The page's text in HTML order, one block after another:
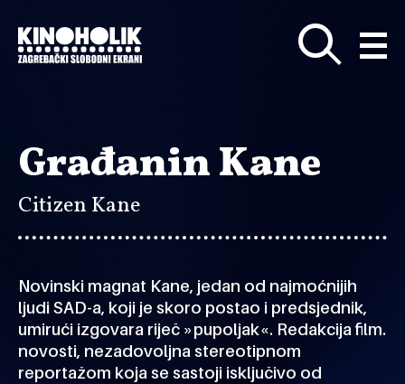
glavni
sadržaj
Građanin Kane
Citizen Kane
Novinski magnat Kane, jedan od najmoćnijih
ljudi SAD-a, koji je skoro postao i predsjednik,
umirući izgovara riječ »pupoljak«. Redakcija film.
novosti, nezadovoljna stereotipnom
reportažom koja se sastoji isključivo od